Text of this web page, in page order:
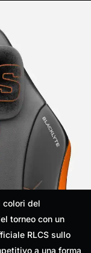
colori del
torneo con un
RLCS sullo
a una forma